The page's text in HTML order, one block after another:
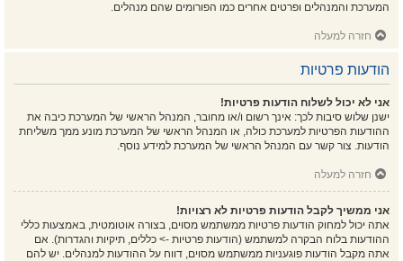
המערכת והמנהלים ופרטים אחרים כמו הפורומים שהם מנהלים.
חזרה למעלה
הודעות פרטיות
אני לא יכול לשלוח הודעות פרטיות!
ישנן שלוש סיבות לכך: אינך רשום ו/או מחובר, המנהל הראשי של המערכת כיבה את
ההודעות הפרטיות למערכת כולה, או המנהל הראשי של המערכת מונע ממך משליחת
הודעות. צור קשר עם המנהל הראשי של המערכת למידע נוסף.
חזרה למעלה
אני ממשיך לקבל הודעות פרטיות לא רצויות!
אתה יכול למחוק הודעות פרטיות ממשתמש מסוים, בצורה אוטומטית, באמצעות כללי
ההודעות בלוח הבקרה למשתמש (הודעות פרטיות -> כללים, תיקיות והגדרות). אם
אתה מקבל הודעות פוגעניות ממשתמש מסוים, דווח על ההודעות למנהלים. יש להם